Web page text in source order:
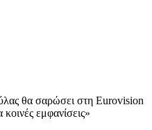
θα σαρώσει στη Eurovision
εμφανίσεις»